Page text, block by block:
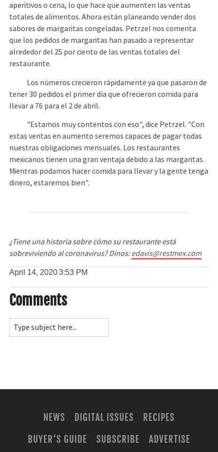
aperitivos o cena, lo que hace que aumenten las ventas
totales de alimentos. Ahora están planeando vender dos
sabores de margaritas congeladas. Petrzel nos comenta
que los pedidos de margaritas han pasado a representar
alrededor del 25 por ciento de las ventas totales del
restaurante.
Los números crecieron rápidamente ya que pasaron de
tener 30 pedidos el primer día que ofrecieron comida para
llevar a 76 para el 2 de abril.
"Estamos muy contentos con eso", dice Petrzel. "Con
estas ventas en aumento seremos capaces de pagar todas
nuestras obligaciones mensuales. Los restaurantes
mexicanos tienen una gran ventaja debido a las margaritas.
Mientras podamos hacer comida para llevar y la gente tenga
dinero, estaremos bien".
¿Tiene una historia sobre cómo su restaurante está
sobreviviendo al coronavirus? Dinos:edavis@restmex.com
April 14, 20203:53 PM
Comments
NEWS DIGITAL ISSUES
RECIPES
BUYER'S GUIDE
SUBSCRIBE ADVERTISE